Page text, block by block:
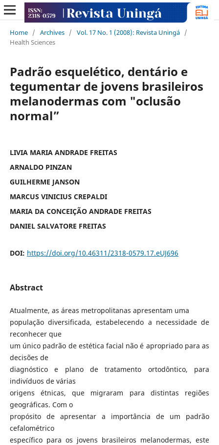
Home / Archives / Vol. 17 No. 1 (2008): Revista Uningá /
Health Sciences
Padrão esquelético, dentário e
tegumentar de jovens brasileiros
melanodermas com "oclusão
normal”
LIVIA MARIA ANDRADE FREITAS
ARNALDO PINZAN
GUILHERME JANSON
MARCUS VINICIUS CREPALDI
MARIA DA CONCEIÇÃO ANDRADE FREITAS
DANIEL SALVATORE FREITAS
DOI: https://doi.org/10.46311/2318-0579.17.eUJ696
Abstract
Atualmente, as áreas metropolitanas apresentam uma
população diversificada, estabelecendo a necessidade de
reconhecer que
um único padrão de estética facial não é apropriado para as
decisões de
diagnóstico e plano de tratamento ortodôntico, para
indivíduos de várias
origens étnicas, que migraram para distintas regiões
geográficas. Com o
propósito de apresentar a importância de um padrão
cefalométrico
específico para os jovens brasileiros melanodermas, este